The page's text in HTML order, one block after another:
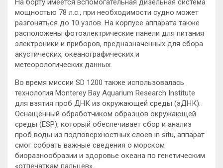
На борту имеется вспомогательная дизельная система
мощностью 78 л.с., при необходимости судно может
разгоняться до 10 узлов. На корпусе аппарата также
расположены фотоэлектрические панели для питания
электроники и приборов, предназначенных для сбора
акустических, океанографических и
метеорологических данных.
Во время миссии SD 1200 также использовалась
технология Monterey Bay Aquarium Research Institute
для взятия проб ДНК из окружающей среды (эДНК).
Оснащенный обработчиком образцов окружающей
среды (ESP), который обеспечивает сбор и анализ
проб воды из подповерхностных слоев in situ, аппарат
смог собрать важные сведения о морском
биоразнообразии и здоровье океана по генетическим
«отпечаткам пальцев».